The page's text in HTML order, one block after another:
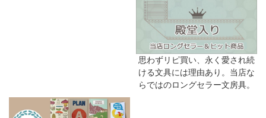
思わずリピ買い、永く愛され続
ける文具には理由あり。当店な
らではのロングセラー文房具。